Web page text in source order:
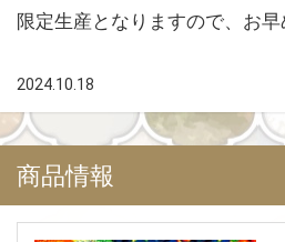
限定生産となりますので、お早
2024.10.18
商品情報